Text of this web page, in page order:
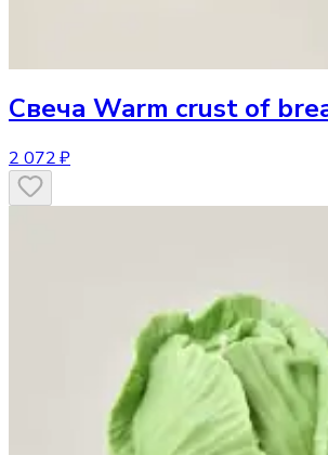
Свеча Warm crust of
2 072 ₽